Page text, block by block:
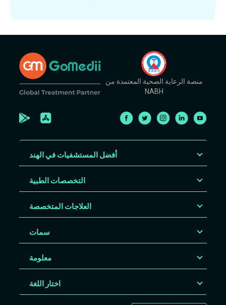
منصة الرعاية الصحية المعتمدة من
NABH
أفضل المستشفيات في الهند
التخصصات الطبية
العلاجات المتخصصة
سمات
معلومة
اختار اللغة